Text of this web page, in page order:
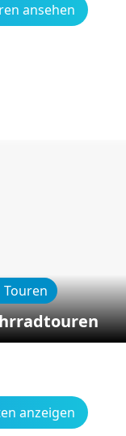
ansehen
Touren
anzeigen